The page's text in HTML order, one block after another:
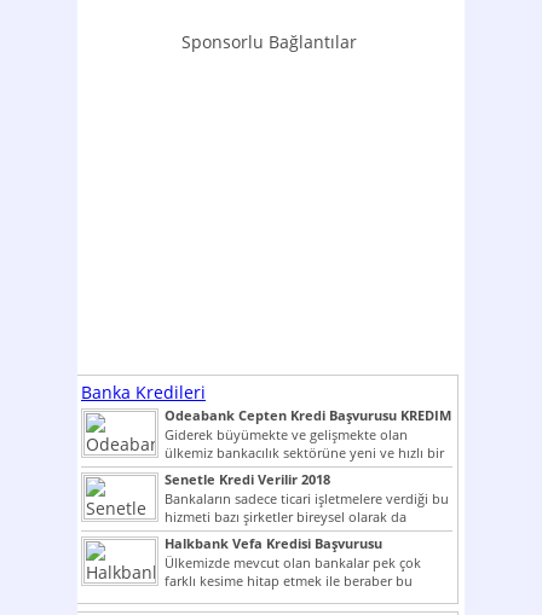
Sponsorlu Bağlantılar
Banka Kredileri
Odeabank Cepten Kredi Başvurusu KREDIM
8444
Giderek büyümekte ve gelişmekte olan
ülkemiz bankacılık sektörüne yeni ve hızlı bir
giriş yapmış olan...
Senetle Kredi Verilir 2018
Bankaların sadece ticari işletmelere verdiği bu
hizmeti bazı şirketler bireysel olarak da
vermektedir. Senetle kredi...
Halkbank Vefa Kredisi Başvurusu
Ülkemizde mevcut olan bankalar pek çok
farklı kesime hitap etmek ile beraber bu